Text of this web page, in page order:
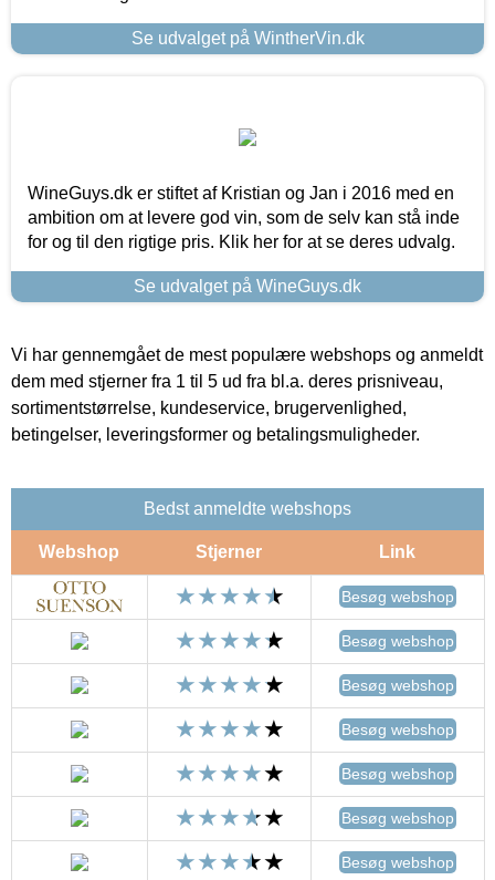
Se udvalget på WintherVin.dk
WineGuys.dk er stiftet af Kristian og Jan i 2016 med en
ambition om at levere god vin, som de selv kan stå inde
for og til den rigtige pris. Klik her for at se deres udvalg.
Se udvalget på WineGuys.dk
Vi har gennemgået de mest populære webshops og anmeldt
dem med stjerner fra 1 til 5 ud fra bl.a. deres prisniveau,
sortimentstørrelse, kundeservice, brugervenlighed,
betingelser, leveringsformer og betalingsmuligheder.
Bedst anmeldte webshops
Webshop Stjerner Link
Besøg webshop
Besøg webshop
Besøg webshop
Besøg webshop
Besøg webshop
Besøg webshop
Besøg webshop